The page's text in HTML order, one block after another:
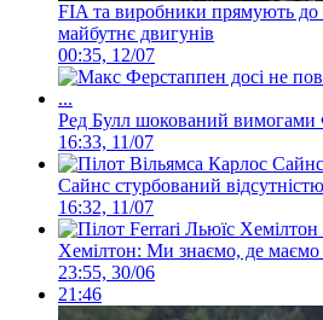
FIA та виробники прямують до
майбутнє двигунів
00:35, 12/07
Ред Булл шокований вимогами
16:33, 11/07
Сайнс стурбований
16:32, 11/07
Хемілтон: Ми знаємо, де
23:55, 30/06
21:46